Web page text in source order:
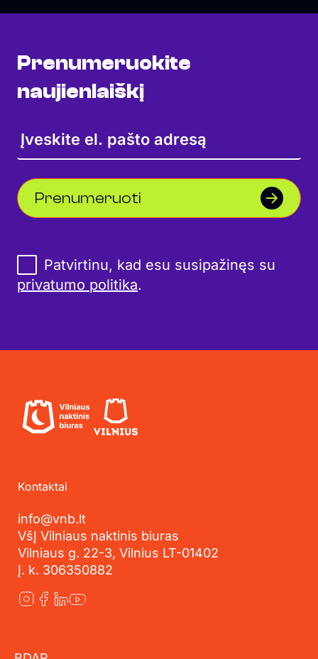
Prenumeruokite
naujienlaiškį
Prenumeruoti
Patvirtinu, kad esu susipažinęs su
privatumo politika.
Kontaktai
info@vnb.lt
VšĮ Vilniaus naktinis biuras
Vilniaus g. 22-3, Vilnius LT-01402
Į. k. 306350882